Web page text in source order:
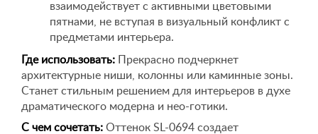
взаимодействует с активными цветовыми
пятнами, не вступая в визуальный конфликт с
предметами интерьера.
Где использовать: Прекрасно подчеркнет
архитектурные ниши, колонны или каминные зоны.
Станет стильным решением для интерьеров в духе
драматического модерна и нео-готики.
С чем сочетать: Оттенок SL-0694 создает